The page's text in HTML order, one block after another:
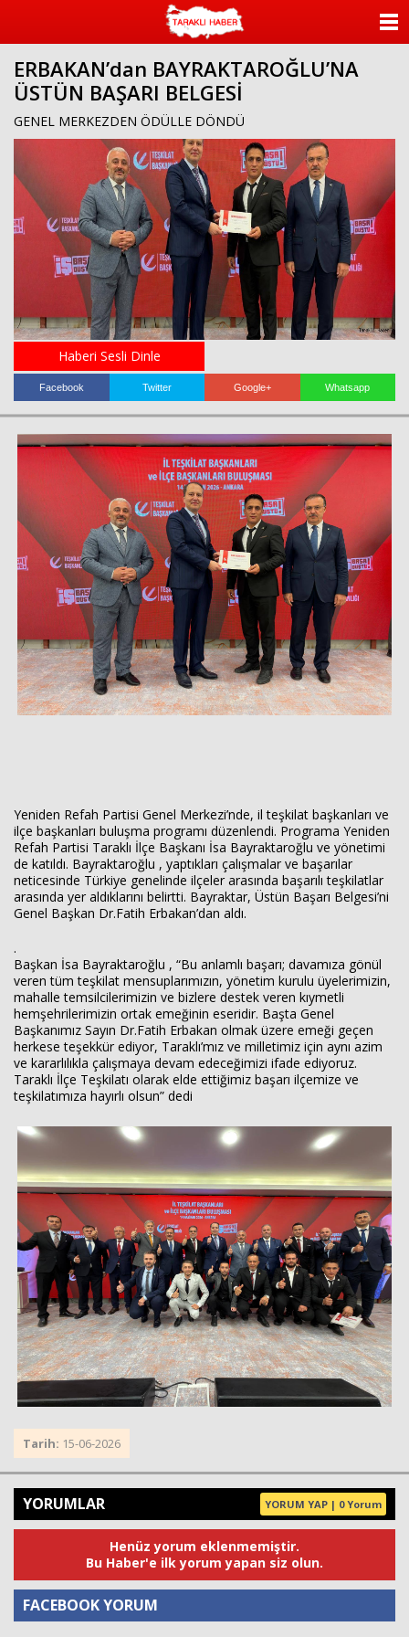
ERBAKAN’dan BAYRAKTAROĞLU’NA
ÜSTÜN BAŞARI BELGESİ
GENEL MERKEZDEN ÖDÜLLE DÖNDÜ
Haberi Sesli Dinle
Facebook Twitter Google+ Whatsapp
Yeniden Refah Partisi Genel Merkezi’nde, il teşkilat başkanları ve
ilçe başkanları buluşma programı düzenlendi. Programa Yeniden
Refah Partisi Taraklı İlçe Başkanı İsa Bayraktaroğlu ve yönetimi
de katıldı. Bayraktaroğlu , yaptıkları çalışmalar ve başarılar
neticesinde Türkiye genelinde ilçeler arasında başarılı teşkilatlar
arasında yer aldıklarını belirtti. Bayraktar, Üstün Başarı Belgesi’ni
Genel Başkan Dr.Fatih Erbakan’dan aldı.
.
Başkan İsa Bayraktaroğlu , “Bu anlamlı başarı; davamıza gönül
veren tüm teşkilat mensuplarımızın, yönetim kurulu üyelerimizin,
mahalle temsilcilerimizin ve bizlere destek veren kıymetli
hemşehrilerimizin ortak emeğinin eseridir. Başta Genel
Başkanımız Sayın Dr.Fatih Erbakan olmak üzere emeği geçen
herkese teşekkür ediyor, Taraklı’mız ve milletimiz için aynı azim
ve kararlılıkla çalışmaya devam edeceğimizi ifade ediyoruz.
Taraklı İlçe Teşkilatı olarak elde ettiğimiz başarı ilçemize ve
teşkilatımıza hayırlı olsun” dedi
Tarih: 15-06-2026
YORUMLAR YORUM YAP | 0 Yorum
Henüz yorum eklenmemiştir.
Bu Haber'e ilk yorum yapan siz olun.
FACEBOOK YORUM
KATEGORİLER
ANKETLER
FOTO GALERİ
VİDEO GALERİ
KÜNYE
İLETİŞİM
Haberin Doğru Adresi.